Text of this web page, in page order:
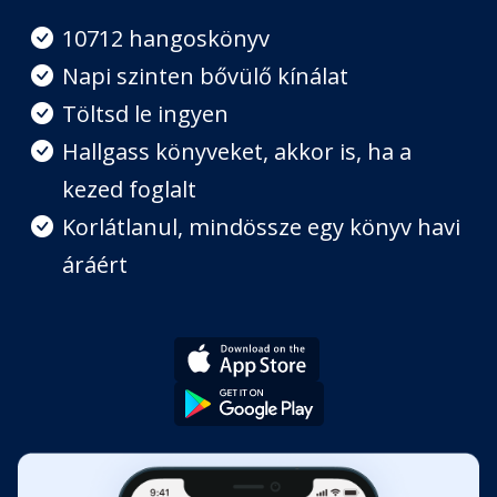
8. Fejezet
Fejezet hossza: 00:26:24
9. Fejezet
Fejezet hossza: 00:59:34
Fejezet hossza: 00:50:48
10712 hangoskönyv
Napi szinten bővülő kínálat
Töltsd le ingyen
Hallgass könyveket, akkor is, ha a
kezed foglalt
Korlátlanul, mindössze egy könyv havi
áráért